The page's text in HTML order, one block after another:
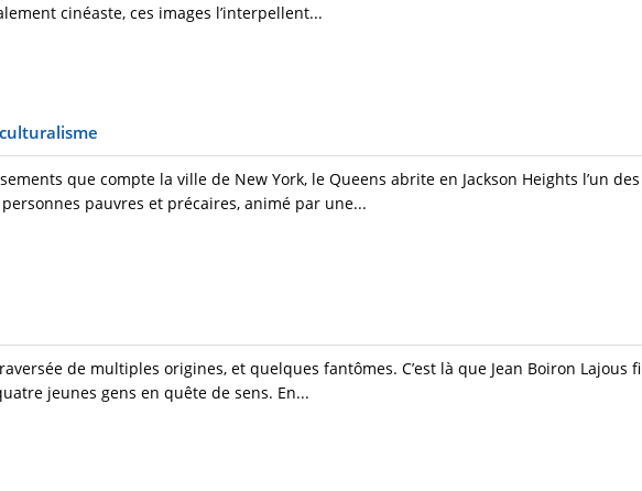
cinéaste, ces images l’interpellent...
que compte la ville de New York, le Queens abrite en Jackson Heights l’un
pauvres et précaires, animé par une...
de multiples origines, et quelques fantômes. C’est là que Jean Boiron Lajous
jeunes gens en quête de sens. En...